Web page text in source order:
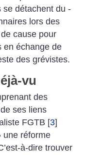
se détachent du
lors des
cause pour
en échange de
des grévistes.
vu
des
ses liens
FGTB [3]
une réforme
à-dire trouver